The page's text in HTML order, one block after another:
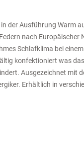
der Ausführung Warm
nach Europäischer
Schlafklima bei
konfektioniert was
Ausgezeichnet mit
Erhältlich in